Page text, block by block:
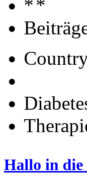
Hallo in die